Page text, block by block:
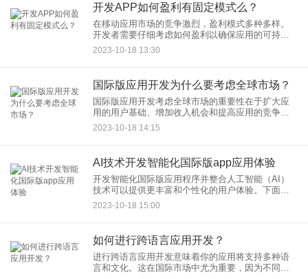
开发APP如何盈利有固定模式么？
在移动应用市场的竞争激烈，盈利模式多种多样。
开发者需要仔细考虑如何盈利以确保应用的可持续
发展。尽管没有一种"一刀切"的模式适用于所有应
用，但以下是一些常见的盈利模式，供开发者参
2023-10-18 13:30
国际版应用开发为什么要考虑全球市场？
国际版应用开发考虑全球市场的重要性在于扩大应
用的用户基础、增加收入机会和提高应用的竞争
力。以下是为什么要考虑全球市场的一些重要原
因：
2023-10-18 14:15
AI技术开发智能化国际版app应用体验
开发智能化国际版应用程序并整合人工智能（AI）
技术可以提供更丰富和个性化的用户体验。下面是
一些应用AI技术的示例，以提高国际版应用的用户
体验：
2023-10-18 15:00
如何进行跨语言应用开发？
进行跨语言应用开发意味着你的应用将支持多种语
言和文化。这在国际市场中尤为重要，因为不同地